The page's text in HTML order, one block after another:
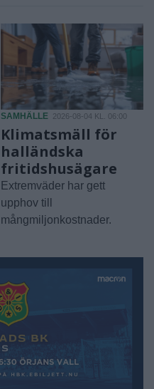
SAMHÄLLE 2026-08-04 KL. 06:00
Klimatsmäll för
halländska
fritidshusägare
Extremväder har gett
upphov till
mångmiljonkostnader.